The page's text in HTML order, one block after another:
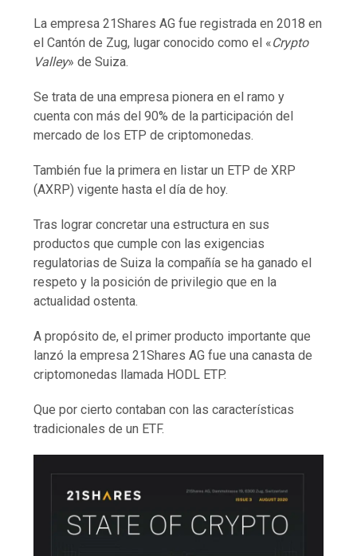
La empresa 21Shares AG fue registrada en 2018 en
el Cantón de Zug, lugar conocido como el «Crypto
Valley» de Suiza.
Se trata de una empresa pionera en el ramo y
cuenta con más del 90% de la participación del
mercado de los ETP de criptomonedas.
También fue la primera en listar un ETP de XRP
(AXRP) vigente hasta el día de hoy.
Tras lograr concretar una estructura en sus
productos que cumple con las exigencias
regulatorias de Suiza la compañía se ha ganado el
respeto y la posición de privilegio que en la
actualidad ostenta.
A propósito de, el primer producto importante que
lanzó la empresa 21Shares AG fue una canasta de
criptomonedas llamada HODL ETP.
Que por cierto contaban con las características
tradicionales de un ETF.